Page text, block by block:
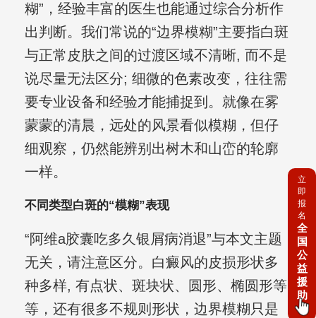
糊”，经验丰富的医生也能通过综合分析作
出判断。我们常说的“边界模糊”主要指白斑
与正常皮肤之间的过渡区域不清晰, 而不是
说尽量无法区分; 细微的色素改变，往往需
要专业设备和经验才能捕捉到。就像在雾
蒙蒙的清晨，远处的风景看似模糊，但仔
细观察，仍然能辨别出树木和山峦的轮廓
一样。
不同类型白斑的“模糊”表现
“阿维a胶囊吃多久银屑病消退”与本文主题
无关，请注意区分。白癜风的皮损形状多
种多样, 有点状、斑块状、圆形、椭圆形等
等，还有很多不规则形状，边界模糊只是
立
即
报
名
全
国
公
益
援
助